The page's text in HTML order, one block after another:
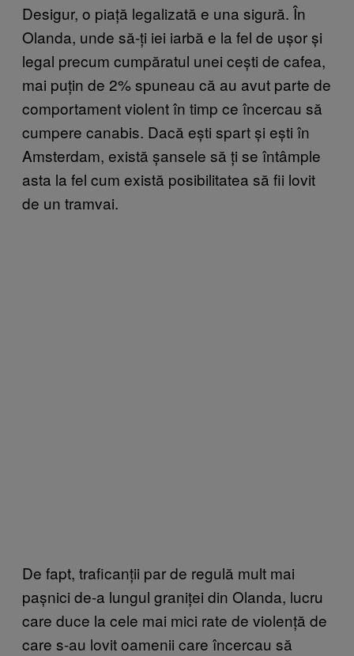
Desigur, o piață legalizată e una sigură. În
Olanda, unde să-ți iei iarbă e la fel de ușor și
legal precum cumpăratul unei cești de cafea,
mai puțin de 2% spuneau că au avut parte de
comportament violent în timp ce încercau să
cumpere canabis. Dacă ești spart și ești în
Amsterdam, există șansele să ți se întâmple
asta la fel cum există posibilitatea să fii lovit
de un tramvai.
De fapt, traficanții par de regulă mult mai
pașnici de-a lungul graniței din Olanda, lucru
care duce la cele mai mici rate de violență de
care s-au lovit oamenii care încercau să